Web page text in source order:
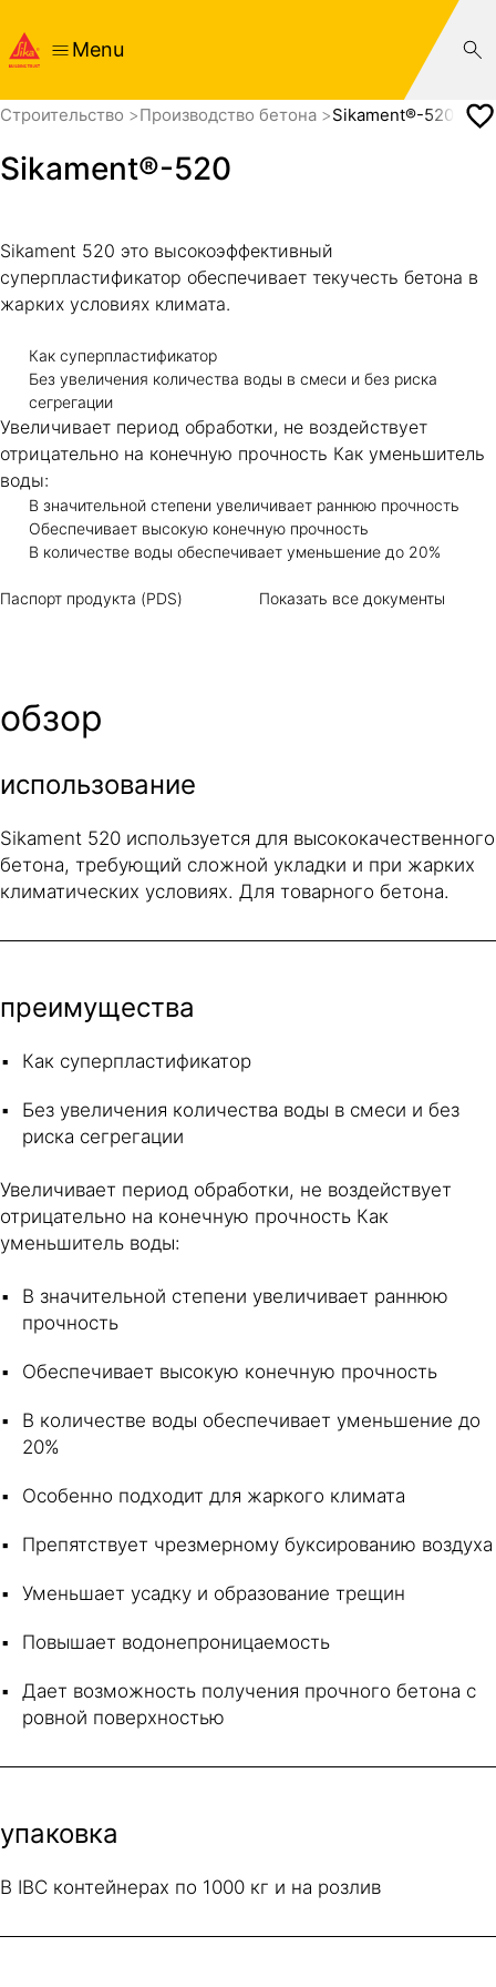
Menu
Cтроительство Производство бетона Sikament®-520
Sikament®-520
Sikament 520 это высокоэффективный
суперпластификатор обеспечивает текучесть бетона в
жарких условиях климата.
Как суперпластификатор
Без увеличения количества воды в смеси и без риска
сегрегации
Увеличивает период обработки, не воздействует
отрицательно на конечную прочность Как уменьшитель
воды:
В значительной степени увеличивает раннюю прочность
Обеспечивает высокую конечную прочность
В количестве воды обеспечивает уменьшение до 20%
Паспорт продукта (PDS) Показать все документы
обзор
использование
Sikament 520 используется для высококачественного
бетона, требующий сложной укладки и при жарких
климатических условиях. Для товарного бетона.
преимущества
Как суперпластификатор
Без увеличения количества воды в смеси и без
риска сегрегации
Увеличивает период обработки, не воздействует
отрицательно на конечную прочность Как
уменьшитель воды:
В значительной степени увеличивает раннюю
прочность
Обеспечивает высокую конечную прочность
В количестве воды обеспечивает уменьшение до
20%
Особенно подходит для жаркого климата
Препятствует чрезмерному буксированию воздуха
Уменьшает усадку и образование трещин
Повышает водонепроницаемость
Дает возможность получения прочного бетона с
ровной поверхностью
упаковка
В IBC контейнерах по 1000 кг и на розлив